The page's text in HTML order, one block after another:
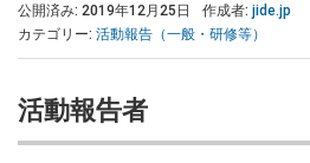
公開済み: 2019年12月25日 作成者: jide.jp
カテゴリー: 活動報告（一般・研修等）
活動報告者